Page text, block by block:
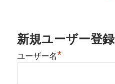
新規ユーザー登録
ユーザー名*